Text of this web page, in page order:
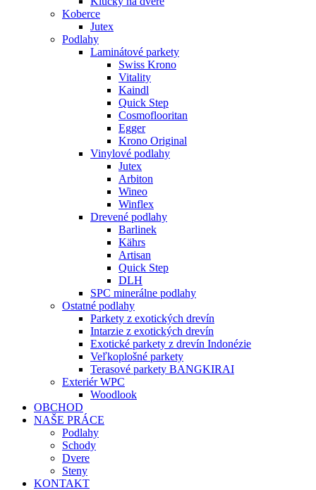
Koberce
Jutex
Podlahy
Laminátové parkety
Swiss Krono
Vitality
Kaindl
Quick Step
Cosmoflooritan
Egger
Krono Original
Vinylové podlahy
Jutex
Arbiton
Wineo
Winflex
Drevené podlahy
Barlinek
Kährs
Artisan
Quick Step
DLH
SPC minerálne podlahy
Ostatné podlahy
Parkety z exotických drevín
Intarzie z exotických drevín
Exotické parkety z drevín Indonézie
Veľkoplošné parkety
Terasové parkety BANGKIRAI
Exteriér WPC
Woodlook
OBCHOD
NAŠE PRÁCE
Podlahy
Schody
Dvere
Steny
KONTAKT